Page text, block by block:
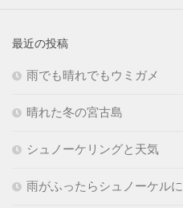
最近の投稿
雨でも晴れでもウミガメ
晴れた冬の宮古島
シュノーケリングと天気
雨がふったらシュノーケルに